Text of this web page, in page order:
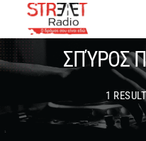
ΣΠΎΡΟΣ
1